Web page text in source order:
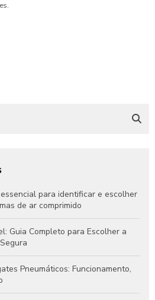
para identificar e escolher
de ar comprimido
Guia Completo para Escolher a
Pneumáticos: Funcionamento,